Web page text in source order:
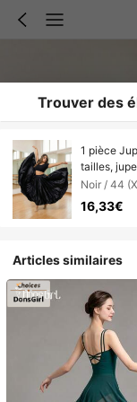
Trouver des
1 pièce
tailles,
danse, la
le port
Noir / 44
16,33€
Articles similaires